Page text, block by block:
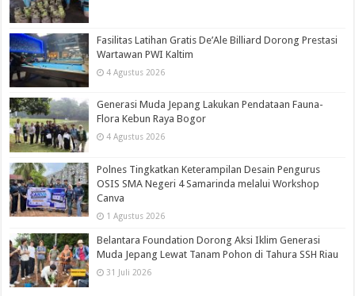
Fasilitas Latihan Gratis De’Ale Billiard Dorong Prestasi
Wartawan PWI Kaltim
4 Agustus 2026
Generasi Muda Jepang Lakukan Pendataan Fauna-
Flora Kebun Raya Bogor
4 Agustus 2026
Polnes Tingkatkan Keterampilan Desain Pengurus
OSIS SMA Negeri 4 Samarinda melalui Workshop
Canva
1 Agustus 2026
Belantara Foundation Dorong Aksi Iklim Generasi
Muda Jepang Lewat Tanam Pohon di Tahura SSH Riau
31 Juli 2026